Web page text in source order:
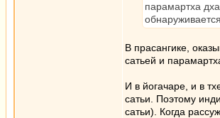
парамартха
В прасангике,
сатьей и
И в йогачаре, и в
сатьи. Поэтому
сатьи). Когда